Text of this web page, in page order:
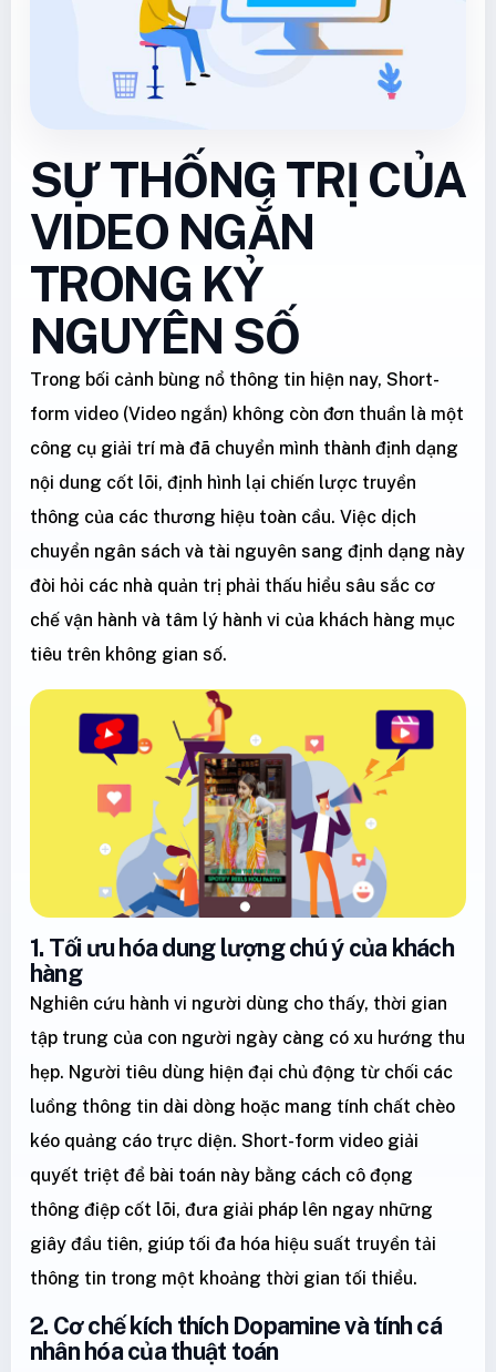
SỰ THỐNG TRỊ CỦA
VIDEO NGẮN
TRONG KỶ
NGUYÊN SỐ
Trong bối cảnh bùng nổ thông tin hiện nay, Short-
form video (Video ngắn) không còn đơn thuần là một
công cụ giải trí mà đã chuyển mình thành định dạng
nội dung cốt lõi, định hình lại chiến lược truyền
thông của các thương hiệu toàn cầu. Việc dịch
chuyển ngân sách và tài nguyên sang định dạng này
đòi hỏi các nhà quản trị phải thấu hiểu sâu sắc cơ
chế vận hành và tâm lý hành vi của khách hàng mục
tiêu trên không gian số.
1. Tối ưu hóa dung lượng chú ý của khách
hàng
Nghiên cứu hành vi người dùng cho thấy, thời gian
tập trung của con người ngày càng có xu hướng thu
hẹp. Người tiêu dùng hiện đại chủ động từ chối các
luồng thông tin dài dòng hoặc mang tính chất chèo
kéo quảng cáo trực diện. Short-form video giải
quyết triệt để bài toán này bằng cách cô đọng
thông điệp cốt lõi, đưa giải pháp lên ngay những
giây đầu tiên, giúp tối đa hóa hiệu suất truyền tải
thông tin trong một khoảng thời gian tối thiểu.
2. Cơ chế kích thích Dopamine và tính cá
nhân hóa của thuật toán